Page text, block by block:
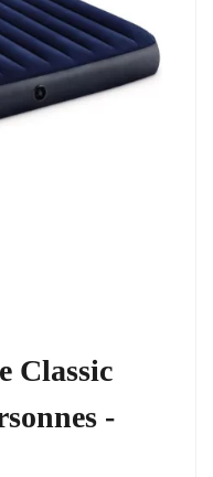
Classic
-